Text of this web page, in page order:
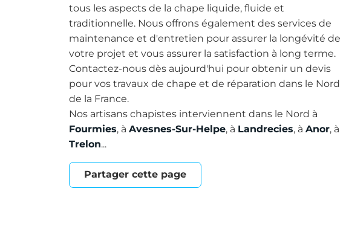
tous les aspects de la chape liquide, fluide et
traditionnelle. Nous offrons également des services de
maintenance et d'entretien pour assurer la longévité de
votre projet et vous assurer la satisfaction à long terme.
Contactez-nous dès aujourd'hui pour obtenir un devis
pour vos travaux de chape et de réparation dans le Nord
de la France.
Nos artisans chapistes interviennent dans le Nord à
Fourmies, à Avesnes-Sur-Helpe, à Landrecies, à Anor, à
Trelon...
Partager cette page